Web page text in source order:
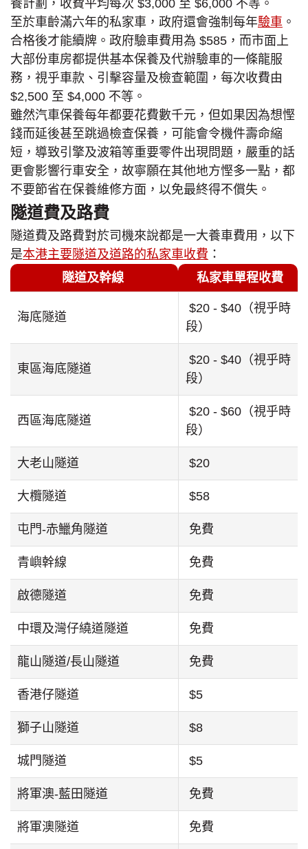
養計劃，收費平均每次 $3,000 至 $6,000 不等。
至於車齡滿六年的私家車，政府還會強制每年驗車 。
合格後才能續牌。政府驗車費用為 $585，而市面上
大部份車房都提供基本保養及代辦驗車的一條龍服
務，視乎車款、引擊容量及檢查範圍，每次收費由
$2,500 至 $4,000 不等。
雖然汽車保養每年都要花費數千元，但如果因為想慳
錢而延後甚至跳過檢查保養，可能會令機件壽命縮
短，導致引擎及波箱等重要零件出現問題，嚴重的話
更會影響行車安全，故寧願在其他地方慳多一點，都
不要節省在保養維修方面，以免最終得不償失。
隧道費及路費
隧道費及路費對於司機來說都是一大養車費用，以下
是本港主要隧道及道路的私家車收費 ：
隧道及幹線
私家車單程收費
海底隧道
$20 - $40（視乎時
段）
東區海底隧道
$20 - $40（視乎時
段）
西區海底隧道
$20 - $60（視乎時
段）
大老山隧道 $20
大欖隧道 $58
屯門-赤鱲角隧道 免費
青嶼幹線 免費
啟德隧道 免費
中環及灣仔繞道隧道 免費
龍山隧道/長山隧道 免費
香港仔隧道 $5
獅子山隧道 $8
城門隧道 $5
將軍澳-藍田隧道 免費
將軍澳隧道 免費